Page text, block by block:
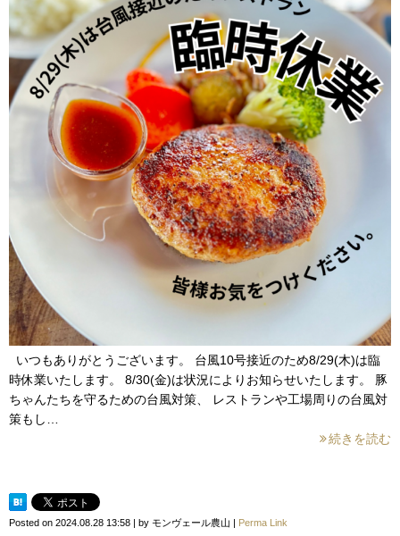
いつもありがとうございます。 台風10号接近のため8/29(木)は臨
時休業いたします。 8/30(金)は状況によりお知らせいたします。 豚
ちゃんたちを守るための台風対策、 レストランや工場周りの台風対
策もし…
続きを読む
Posted on 2024.08.28 13:58 | by モンヴェール農山 | Perma Link